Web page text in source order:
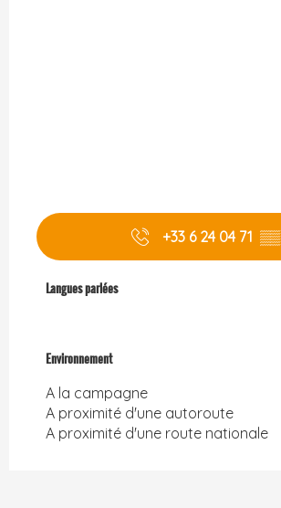
+33 6 24 04 71 ▒▒
Langues parlées
Langues parlées
Environnement
Environnement
A la campagne
A proximité d'une autoroute
A proximité d'une route nationale